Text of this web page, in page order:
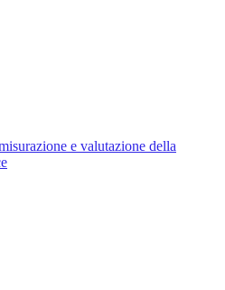
e valutazione della